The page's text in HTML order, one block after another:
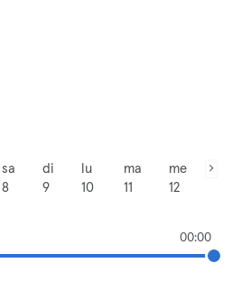
sa
8
di
9
lu
10
ma
11
me
12
00:00